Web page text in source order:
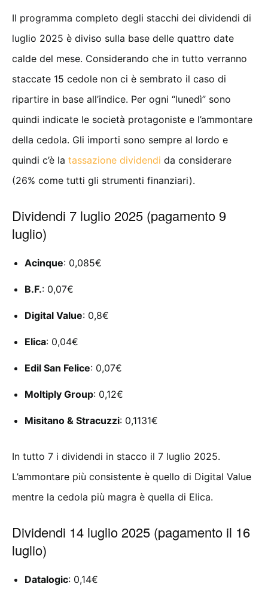
Il programma completo degli stacchi dei dividendi di
luglio 2025 è diviso sulla base delle quattro date
calde del mese. Considerando che in tutto verranno
staccate 15 cedole non ci è sembrato il caso di
ripartire in base all’indice. Per ogni “lunedì” sono
quindi indicate le società protagoniste e l’ammontare
della cedola. Gli importi sono sempre al lordo e
quindi c’è la tassazione dividendi da considerare
(26% come tutti gli strumenti finanziari).
Dividendi 7 luglio 2025 (pagamento 9
luglio)
Acinque: 0,085€
B.F.: 0,07€
Digital Value: 0,8€
Elica: 0,04€
Edil San Felice: 0,07€
Moltiply Group: 0,12€
Misitano & Stracuzzi: 0,1131€
In tutto 7 i dividendi in stacco il 7 luglio 2025.
L’ammontare più consistente è quello di Digital Value
mentre la cedola più magra è quella di Elica.
Dividendi 14 luglio 2025 (pagamento il 16
luglio)
Datalogic: 0,14€